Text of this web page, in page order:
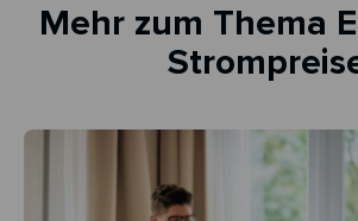
Mehr zum Thema